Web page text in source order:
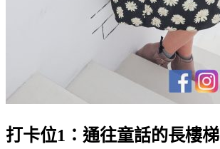
打卡位1：通往童話的長樓梯